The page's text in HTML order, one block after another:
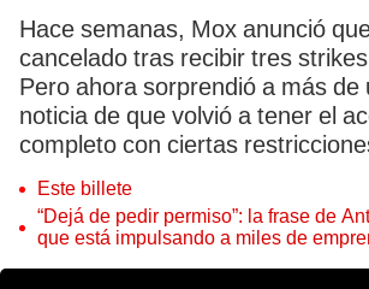
Hace semanas, Mox anunció
cancelado tras recibir tres
Pero ahora sorprendió a más de
noticia de que volvió a tener el
completo con ciertas
Este billete
“Dejá de pedir permiso”: la frase de
que está impulsando a miles de